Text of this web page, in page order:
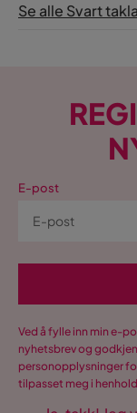
Se alle Svart
E-post
Ved å fylle inn min e-
nyhetsbrev og
personopplysninger
tilpasset meg i